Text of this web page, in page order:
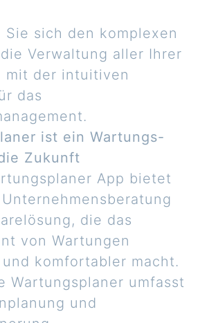
Sie sich den komplexen
Verwaltung aller Ihrer
mit der intuitiven
das
ist ein Wartungs-
Zukunft
App bietet
die das
von Wartungen
komfortabler macht.
Wartungsplaner umfasst
und